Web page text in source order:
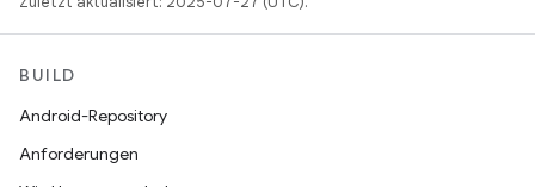
BUILD
Android-Repository
Anforderungen